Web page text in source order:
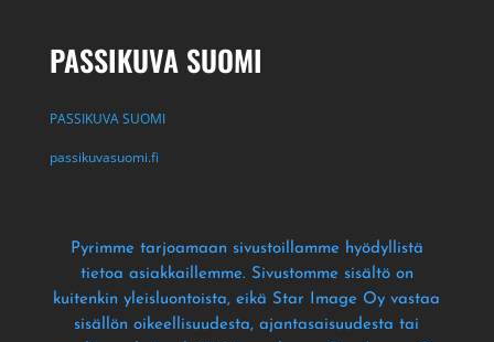
PASSIKUVA SUOMI
PASSIKUVA SUOMI
passikuvasuomi.fi
Pyrimme tarjoamaan sivustoillamme hyödyllistä
tietoa asiakkaillemme. Sivustomme sisältö on
kuitenkin yleisluontoista, eikä Star Image Oy vastaa
sisällön oikeellisuudesta, ajantasaisuudesta tai